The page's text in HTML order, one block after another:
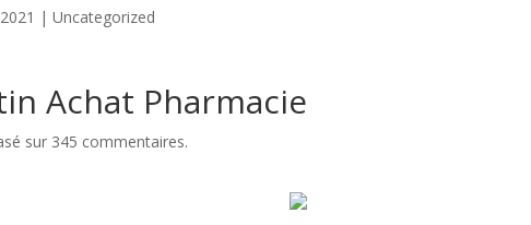
|Uncategorized
Achat Pharmacie
sur 345 commentaires.